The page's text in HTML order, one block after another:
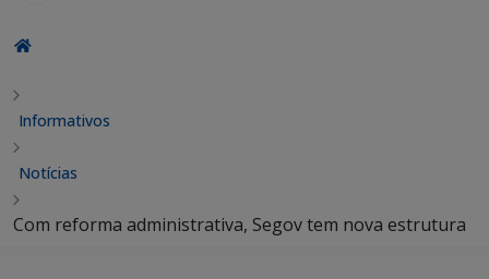
Informativos
Notícias
Com reforma administrativa, Segov tem nova estrutura